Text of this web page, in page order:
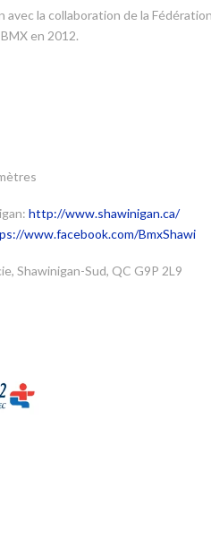
avec la collaboration de la
en 2012.
http://www.shawinigan.ca/
www.facebook.com/BmxShawi
Shawinigan-Sud, QC G9P 2L9